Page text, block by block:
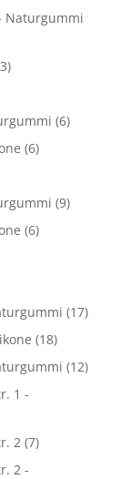
Naturgummi
(6)
(6)
(9)
(6)
(17)
(18)
(12)
1 -
2 (7)
2 -